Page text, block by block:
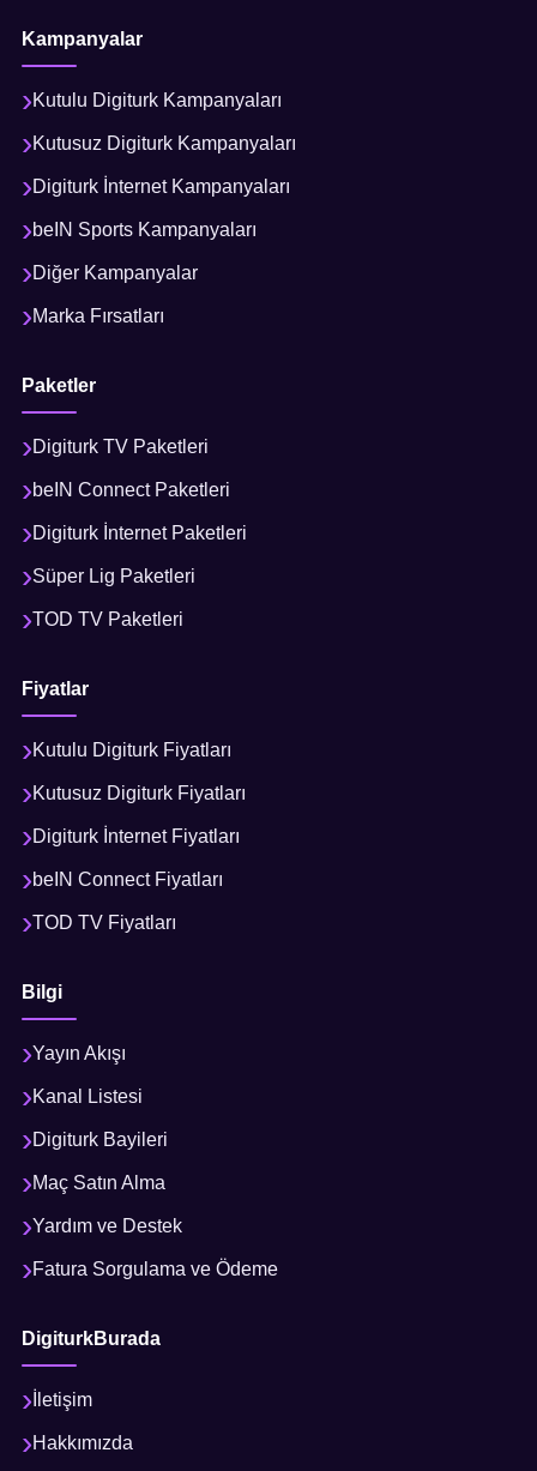
Kampanyalar
Kutulu Digiturk Kampanyaları
Kutusuz Digiturk Kampanyaları
Digiturk İnternet Kampanyaları
beIN Sports Kampanyaları
Diğer Kampanyalar
Marka Fırsatları
Paketler
Digiturk TV Paketleri
beIN Connect Paketleri
Digiturk İnternet Paketleri
Süper Lig Paketleri
TOD TV Paketleri
Fiyatlar
Kutulu Digiturk Fiyatları
Kutusuz Digiturk Fiyatları
Digiturk İnternet Fiyatları
beIN Connect Fiyatları
TOD TV Fiyatları
Bilgi
Yayın Akışı
Kanal Listesi
Digiturk Bayileri
Maç Satın Alma
Yardım ve Destek
Fatura Sorgulama ve Ödeme
DigiturkBurada
İletişim
Hakkımızda